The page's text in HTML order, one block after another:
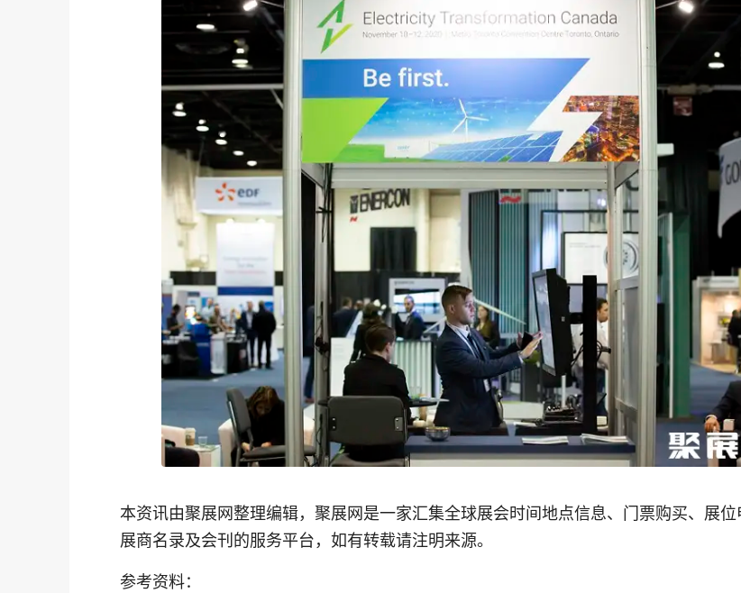
本资讯由聚展网整理编辑，聚展网是一家汇集全球展会时间地点信息、门票购买、展位
展商名录及会刊的服务平台，如有转载请注明来源。
参考资料：